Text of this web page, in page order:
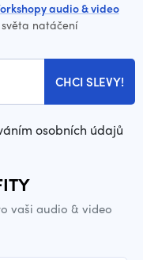
audio & video
natáčení
CHCI SLEVY!
osobních údajů
vaši audio & video